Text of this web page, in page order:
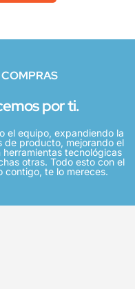
por ti.
el equipo, expandiendo la
de producto, mejorando el
tecnológicas
otras. Todo esto con el
contigo, te lo mereces.